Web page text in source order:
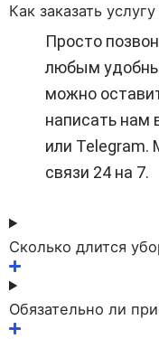
Как заказать
Просто
любым
можно
написать нам
или
связи 24 на 7.
Сколько длится
Обязательно ли